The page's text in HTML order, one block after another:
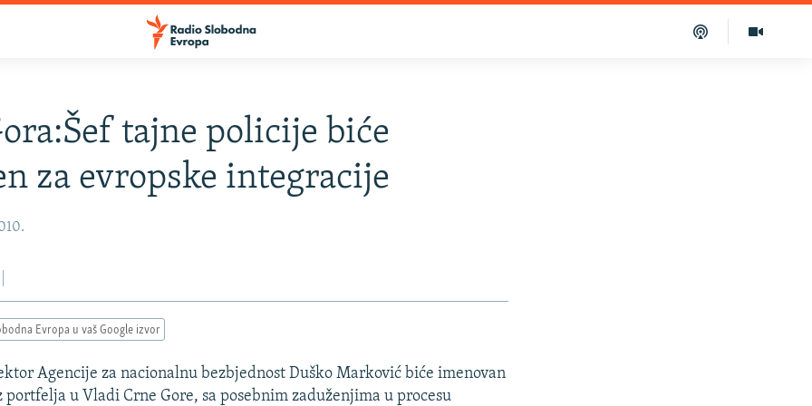
tajne policije biće
za evropske integracije
Evropa u vaš Google izvor
Agencije za nacionalnu bezbjednost Duško Marković biće imenovan
portfelja u Vladi Crne Gore, sa posebnim zaduženjima u procesu